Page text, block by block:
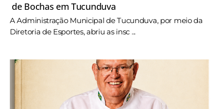
de Bochas em Tucunduva
A Administração Municipal de Tucunduva, por meio da
Diretoria de Esportes, abriu as insc ...